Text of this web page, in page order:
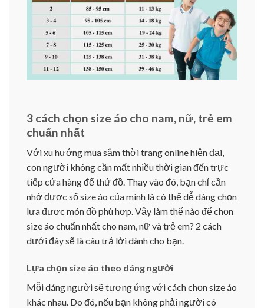
3 cách chọn size áo cho nam, nữ, trẻ em
chuẩn nhất
Với xu hướng mua sắm thời trang online hiện đại,
con người không cần mất nhiều thời gian đến trực
tiếp cửa hàng để thử đồ. Thay vào đó, bạn chỉ cần
nhớ được số size áo của mình là có thể dễ dàng chọn
lựa được món đồ phù hợp. Vậy làm thế nào để chọn
size áo chuẩn nhất cho nam, nữ và trẻ em? 2 cách
dưới đây sẽ là câu trả lời dành cho bạn.
Lựa chọn size áo theo dáng người
Mỗi dáng người sẽ tương ứng với cách chọn size áo
khác nhau. Do đó, nếu bạn không phải người có